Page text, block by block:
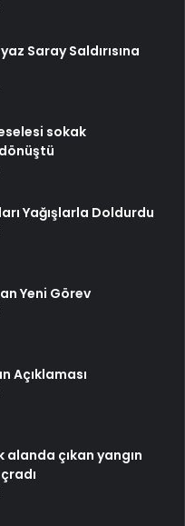
Saray Saldırısına
sokak
Yağışlarla Doldurdu
Yeni Görev
Açıklaması
alanda çıkan yangın